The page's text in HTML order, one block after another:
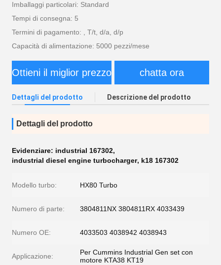
Imballaggi particolari: Standard
Tempi di consegna: 5
Termini di pagamento: , T/t, d/a, d/p
Capacità di alimentazione: 5000 pezzi/mese
Ottieni il miglior prezzo chatta ora
Dettagli del prodotto Descrizione del prodotto
Dettagli del prodotto
Evidenziare: industrial 167302,
industrial diesel engine turbocharger, k18 167302
Modello turbo: HX80 Turbo
Numero di parte: 3804811NX 3804811RX 4033439
Numero OE: 4033503 4038942 4038943
Applicazione:
Per Cummins Industrial Gen set con
motore KTA38 KT19